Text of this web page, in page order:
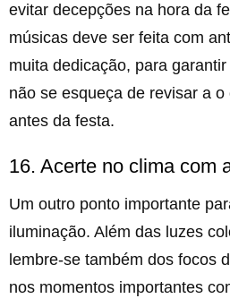
evitar decepções na hora da
músicas deve ser feita com
muita dedicação, para
não se esqueça de revisar a
antes da festa.
16. Acerte no clima com
Um outro ponto importante
iluminação. Além das luzes
lembre-se também dos focos
nos momentos importantes